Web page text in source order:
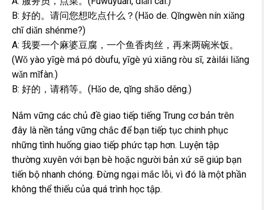
B: 好的。请问您想吃点什么？(Hǎo de. Qǐngwèn nín xiǎng
chī diǎn shénme?)
A: 我要一个麻婆豆腐，一个鱼香肉丝，再来两碗米饭。
(Wǒ yào yīgè má pó dòufu, yīgè yú xiāng ròu sī, zàilái liǎng
wǎn mǐfàn.)
B: 好的，请稍等。(Hǎo de, qǐng shāo děng.)
Nắm vững các chủ đề giao tiếp tiếng Trung cơ bản trên
đây là nền tảng vững chắc để bạn tiếp tục chinh phục
những tình huống giao tiếp phức tạp hơn. Luyện tập
thường xuyên với bạn bè hoặc người bản xứ sẽ giúp bạn
tiến bộ nhanh chóng. Đừng ngại mắc lỗi, vì đó là một phần
không thể thiếu của quá trình học tập.